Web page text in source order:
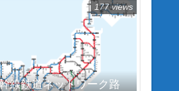
線鉄道ネットワーク路
177 views